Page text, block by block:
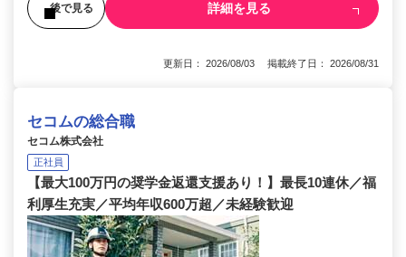
後で見る 詳細を見る
更新日： 2026/08/03 掲載終了日： 2026/08/31
セコムの総合職
セコム株式会社
正社員
【最大100万円の奨学金返還支援あり！】最長10連休／福
利厚生充実／平均年収600万超／未経験歓迎